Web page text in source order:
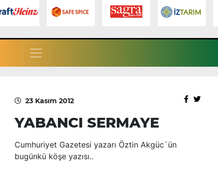
23 Kasım 2012
YABANCI SERMAYE
Cumhuriyet Gazetesi yazarı Öztin Akgüc´ün
bugünkü köşe yazısı..